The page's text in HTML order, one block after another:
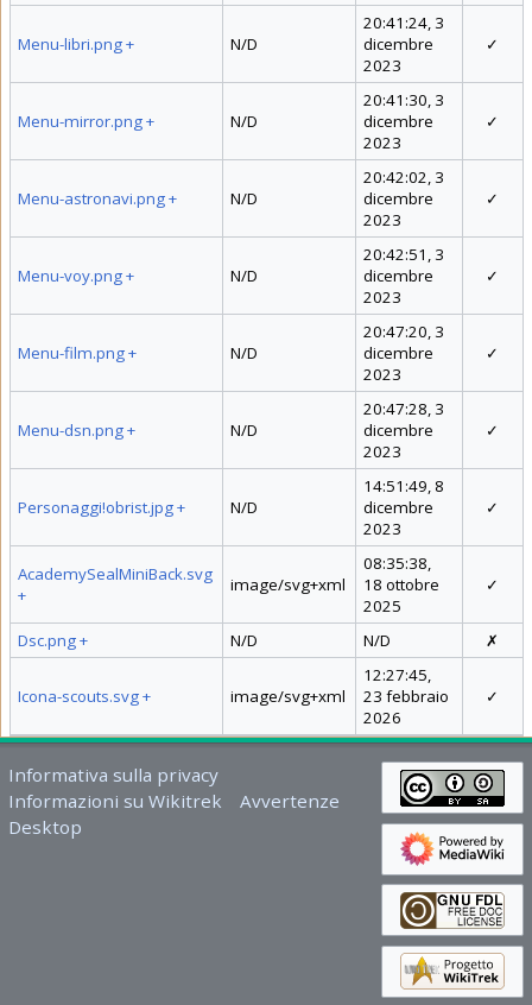
Menu-libri.png+ N/D
20:41:24, 3
dicembre
2023
✓
Menu-mirror.png+ N/D
20:41:30, 3
dicembre
2023
✓
Menu-astronavi.png+ N/D
20:42:02, 3
dicembre
2023
✓
Menu-voy.png+ N/D
20:42:51, 3
dicembre
2023
✓
Menu-film.png+ N/D
20:47:20, 3
dicembre
2023
✓
Menu-dsn.png+ N/D
20:47:28, 3
dicembre
2023
✓
Personaggi!obrist.jpg+ N/D
14:51:49, 8
dicembre
2023
✓
AcademySealMiniBack.svg
+
image/svg+xml
08:35:38,
18 ottobre
2025
✓
Dsc.png+ N/D N/D ✗
Icona-scouts.svg+ image/svg+xml
12:27:45,
23 febbraio
2026
✓
Informativa sulla privacy
Informazioni su Wikitrek
Avvertenze
Desktop